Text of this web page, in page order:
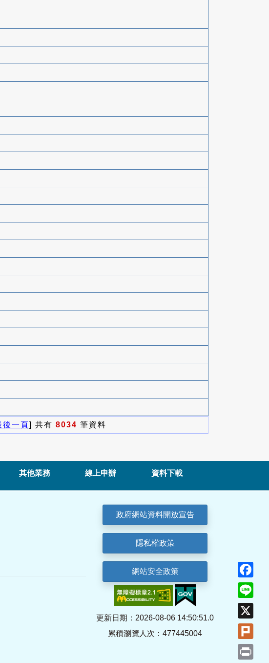
後一頁] 共有 8034 筆資料
其他業務 線上申辦 資料下載
政府網站資料開放宣告
隱私權政策
網站安全政策
更新日期：2026-08-06 14:50:51.0
累積瀏覽人次：477445004